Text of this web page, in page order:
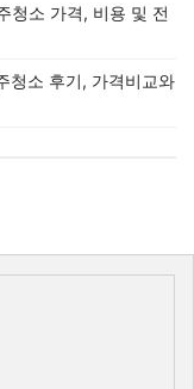
청소 가격, 비용 및 전
청소 후기, 가격비교와